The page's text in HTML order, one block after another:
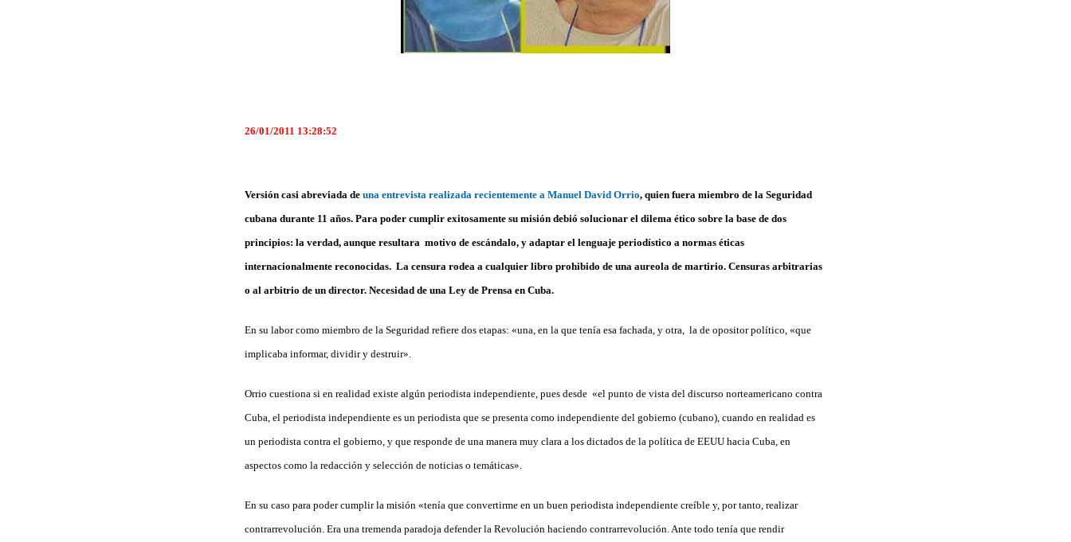
26/01/2011 13:28:52
Versión casi abreviada de una entrevista realizada recientemente a Manuel David Orrio, quien fuera miembro de la Seguridad
cubana durante 11 años. Para poder cumplir exitosamente su misión debió solucionar el dilema ético sobre la base de dos
principios: la verdad, aunque resultara motivo de escándalo, y adaptar el lenguaje periodístico a normas éticas
internacionalmente reconocidas. La censura rodea a cualquier libro prohibido de una aureola de martirio. Censuras arbitrarias
o al arbitrio de un director. Necesidad de una Ley de Prensa en Cuba.
En su labor como miembro de la Seguridad refiere dos etapas: «una, en la que tenía esa fachada, y otra, la de opositor político, «que
implicaba informar, dividir y destruir».
Orrio cuestiona si en realidad existe algún periodista independiente, pues desde «el punto de vista del discurso norteamericano contra
Cuba, el periodista independiente es un periodista que se presenta como independiente del gobierno (cubano), cuando en realidad es
un periodista contra el gobierno, y que responde de una manera muy clara a los dictados de la política de EEUU hacia Cuba, en
aspectos como la redacción y selección de noticias o temáticas».
En su caso para poder cumplir la misión «tenía que convertirme en un buen periodista independiente creíble y, por tanto, realizar
contrarrevolución. Era una tremenda paradoja defender la Revolución haciendo contrarrevolución. Ante todo tenía que rendir